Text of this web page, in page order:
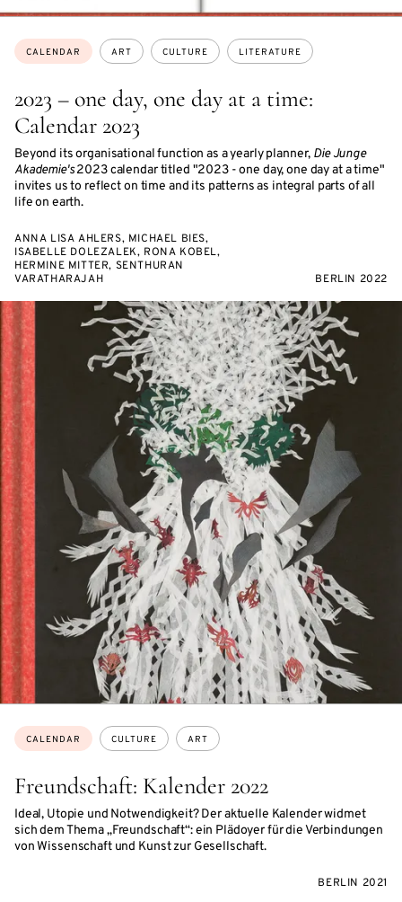
2023 – one day, one day at a time:
Calendar 2023
Beyond its organisational function as a yearly planner, Die Junge
Akademie's2023 calendar titled "2023 - one day, one day at a time"
invites us to reflect on time and its patterns as integral parts of all
life on earth.
Topics:
CALENDAR ART CULTURE LITERATURE
ANNA LISA AHLERS, MICHAEL BIES,
ISABELLE DOLEZALEK, RONA KOBEL,
HERMINE MITTER, SENTHURAN
VARATHARAJAH
BERLIN 2022
Freundschaft: Kalender 2022
Ideal, Utopie und Notwendigkeit? Der aktuelle Kalender widmet
sich dem Thema „Freundschaft“: ein Plädoyer für die Verbindungen
von Wissenschaft und Kunst zur Gesellschaft.
Topics:
CALENDAR CULTURE ART
BERLIN 2021